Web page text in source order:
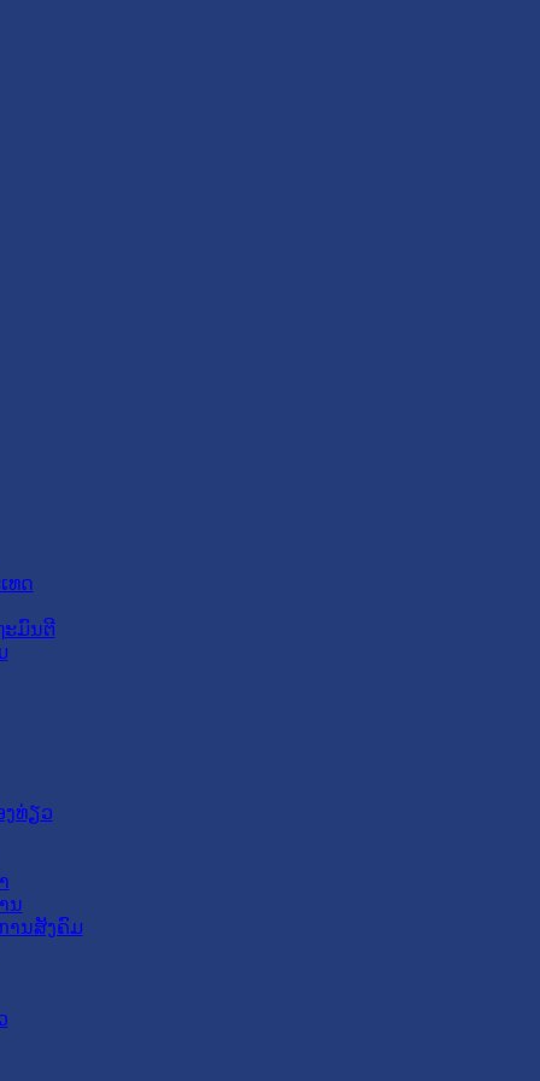
ທດ
ະມົນຕີ
ງທ່ຽວ
ນ
ານສັງຄົມ